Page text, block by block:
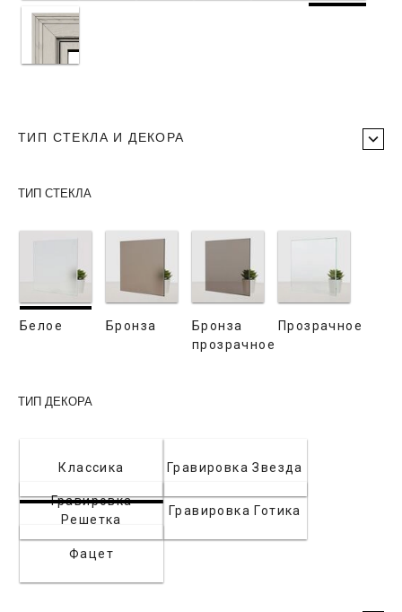
ТИП СТЕКЛА И ДЕКОРА
ТИП СТЕКЛА
Белое Бронза
Бронза
прозрачное
Прозрачное
ТИП ДЕКОРА
Классика Гравировка Звезда
Гравировка
Решетка
Гравировка Готика
Фацет